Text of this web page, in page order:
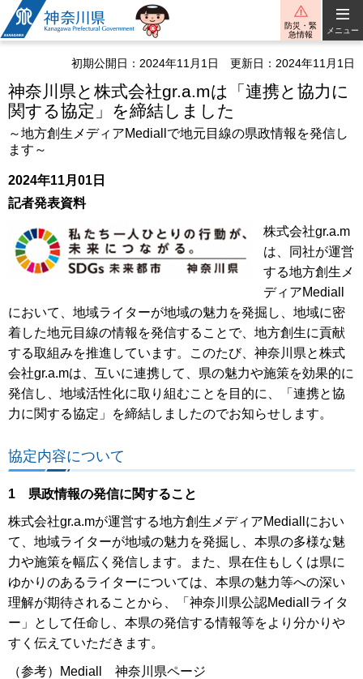
神奈川県
防災・緊
急情報
メニュー
初期公開日：2024年11月1日 更新日：2024年11月1日
神奈川県と株式会社gr.a.mは「連携と協力に
関する協定」を締結しました
～地方創生メディアMediallで地元目線の県政情報を発信し
ます～
2024年11月01日
記者発表資料
株式会社gr.a.m
は、同社が運営
する地方創生メ
ディアMediall
において、地域ライターが地域の魅力を発掘し、地域に密
着した地元目線の情報を発信することで、地方創生に貢献
する取組みを推進しています。このたび、神奈川県と株式
会社gr.a.mは、互いに連携して、県の魅力や施策を効果的に
発信し、地域活性化に取り組むことを目的に、「連携と協
力に関する協定」を締結しましたのでお知らせします。
協定内容について
1 県政情報の発信に関すること
株式会社gr.a.mが運営する地方創生メディアMediallにおい
て、地域ライターが地域の魅力を発掘し、本県の多様な魅
力や施策を幅広く発信します。また、県在住もしくは県に
ゆかりのあるライターについては、本県の魅力等への深い
理解が期待されることから、「神奈川県公認Mediallライタ
ー」として任命し、本県の発信する情報等をより分かりや
すく伝えていただきます。
（参考）Mediall 神奈川県ページ